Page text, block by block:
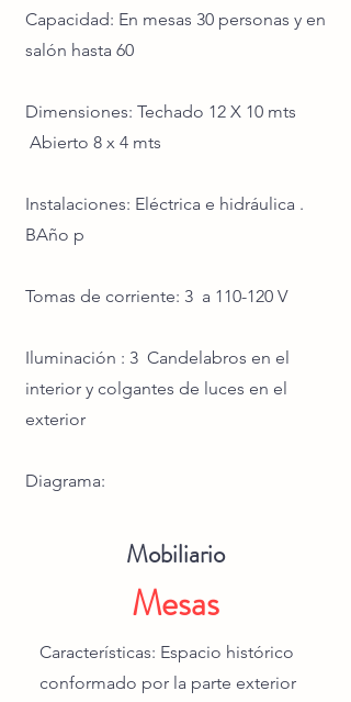
Capacidad: En mesas 30 personas y en
salón hasta 60
Dimensiones: Techado 12 X 10 mts
Abierto 8 x 4 mts
Instalaciones: Eléctrica e hidráulica .
BAño p
Tomas de corriente: 3 a 110-120 V
Iluminación : 3 Candelabros en el
interior y colgantes de luces en el
exterior
Diagrama:
Mobiliario
Mesas
Características: Espacio histórico
conformado por la parte exterior